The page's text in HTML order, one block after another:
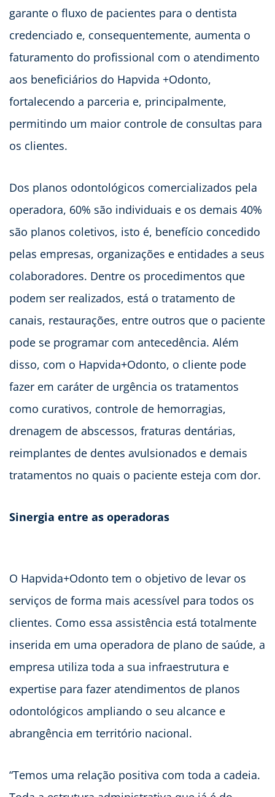
garante o fluxo de pacientes para o dentista
credenciado e, consequentemente, aumenta o
faturamento do profissional com o atendimento
aos beneficiários do Hapvida +Odonto,
fortalecendo a parceria e, principalmente,
permitindo um maior controle de consultas para
os clientes.
Dos planos odontológicos comercializados pela
operadora, 60% são individuais e os demais 40%
são planos coletivos, isto é, benefício concedido
pelas empresas, organizações e entidades a seus
colaboradores. Dentre os procedimentos que
podem ser realizados, está o tratamento de
canais, restaurações, entre outros que o paciente
pode se programar com antecedência. Além
disso, com o Hapvida+Odonto, o cliente pode
fazer em caráter de urgência os tratamentos
como curativos, controle de hemorragias,
drenagem de abscessos, fraturas dentárias,
reimplantes de dentes avulsionados e demais
tratamentos no quais o paciente esteja com dor.
Sinergia entre as operadoras
O Hapvida+Odonto tem o objetivo de levar os
serviços de forma mais acessível para todos os
clientes. Como essa assistência está totalmente
inserida em uma operadora de plano de saúde, a
empresa utiliza toda a sua infraestrutura e
expertise para fazer atendimentos de planos
odontológicos ampliando o seu alcance e
abrangência em território nacional.
“Temos uma relação positiva com toda a cadeia.